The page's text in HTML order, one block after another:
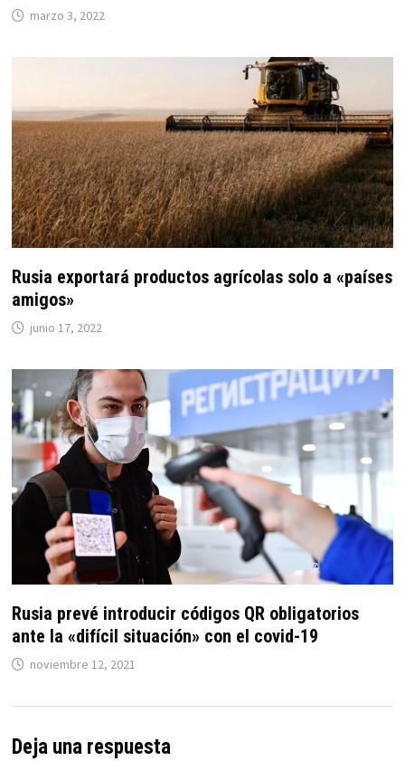
marzo 3, 2022
Rusia exportará productos agrícolas solo a «países
amigos»
junio 17, 2022
Rusia prevé introducir códigos QR obligatorios
ante la «difícil situación» con el covid-19
noviembre 12, 2021
Deja una respuesta